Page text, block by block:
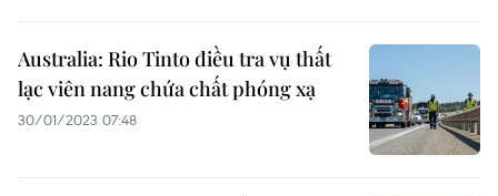
Australia: Rio Tinto điều tra vụ thất
lạc viên nang chứa chất phóng xạ
30/01/2023 07:48